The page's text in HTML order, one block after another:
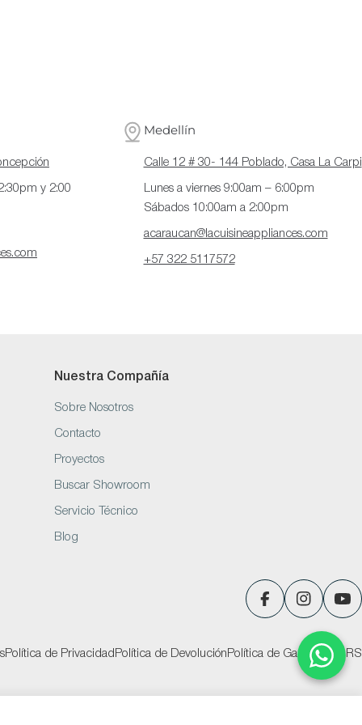
y 2:00
Medellín
Calle 12 # 30- 144 Poblado, Casa La Carpi
Lunes a viernes 9:00am – 6:00pm
Sábados 10:00am a 2:00pm
acaraucan@lacuisineappliances.com
+57 322 5117572
Nuestra Compañía
Sobre Nosotros
Contacto
Proyectos
Buscar Showroom
Servicio Técnico
Blog
FacebookInstagram
Política de Privacidad Política de Devolución Política de Garantías PQRS